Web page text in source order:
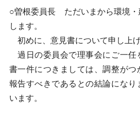
○曽根委員長 ただいまから環境・
します。
初めに、意見書について申し上げ
過日の委員会で理事会にご一任
書一件につきましては、調整がつ
報告すべきであるとの結論になり
います。